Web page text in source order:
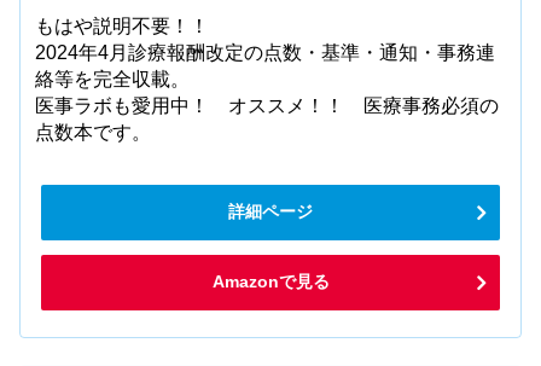
もはや説明不要！！
2024年4月診療報酬改定の点数・基準・通知・事務連
絡等を完全収載。
医事ラボも愛用中！ オススメ！！ 医療事務必須の
点数本です。
詳細ページ
Amazonで見る